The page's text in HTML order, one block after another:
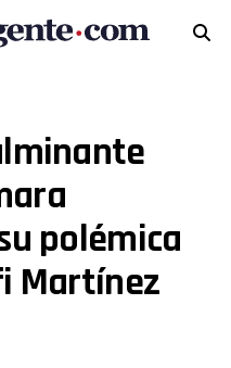
polémica
Martínez